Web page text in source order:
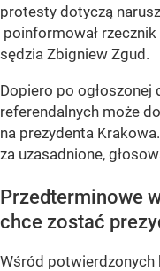
protesty dotyczą
poinformował
sędzia Zbigniew Zgud.
Dopiero po
referendalnych może
na prezydenta
za uzasadnione,
Przedterminowe
chce zostać
Wśród